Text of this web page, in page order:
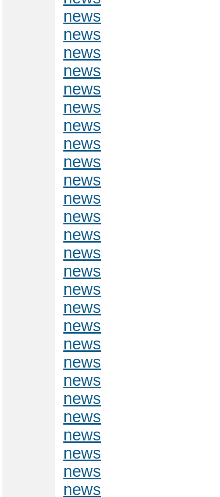
news
news
news
news
news
news
news
news
news
news
news
news
news
news
news
news
news
news
news
news
news
news
news
news
news
news
news